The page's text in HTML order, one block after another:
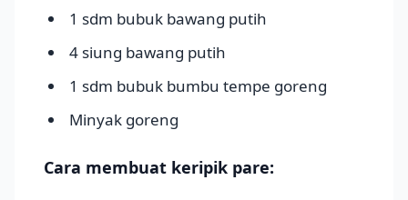
1 sdm bubuk bawang putih
4 siung bawang putih
1 sdm bubuk bumbu tempe goreng
Minyak goreng
Cara membuat keripik pare: